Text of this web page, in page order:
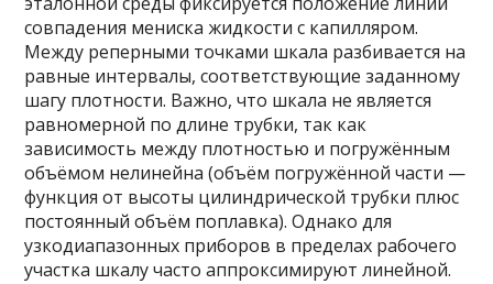
совпадения мениска жидкости с капилляром.
Между реперными точками шкала разбивается на
равные интервалы, соответствующие заданному
шагу плотности. Важно, что шкала не является
равномерной по длине трубки, так как
зависимость между плотностью и погружённым
объёмом нелинейна (объём погружённой части —
функция от высоты цилиндрической трубки плюс
постоянный объём поплавка). Однако для
узкодиапазонных приборов в пределах рабочего
участка шкалу часто аппроксимируют линейной.